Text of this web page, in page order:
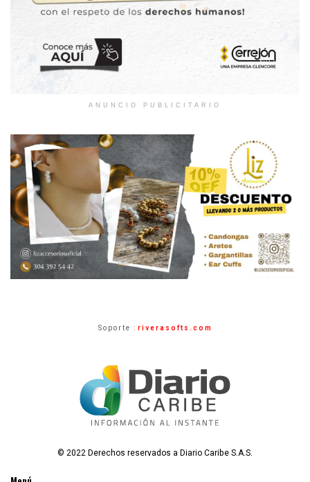
ANUNCIO PUBLICITARIO
Soporte : riverasofts.com
© 2022 Derechos reservados a Diario Caribe S.A.S.